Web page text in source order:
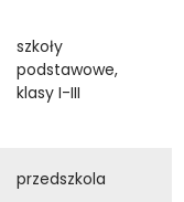
szkoły
podstawowe,
klasy I-III
przedszkola